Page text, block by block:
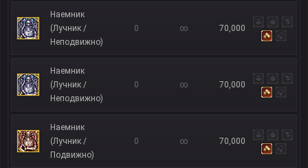
Наемник
(Лучник /
Неподвижно)
0 ∞ 70,000
Наемник
(Лучник /
Неподвижно)
0 ∞ 70,000
Наемник
(Лучник /
Подвижно)
0 ∞ 70,000